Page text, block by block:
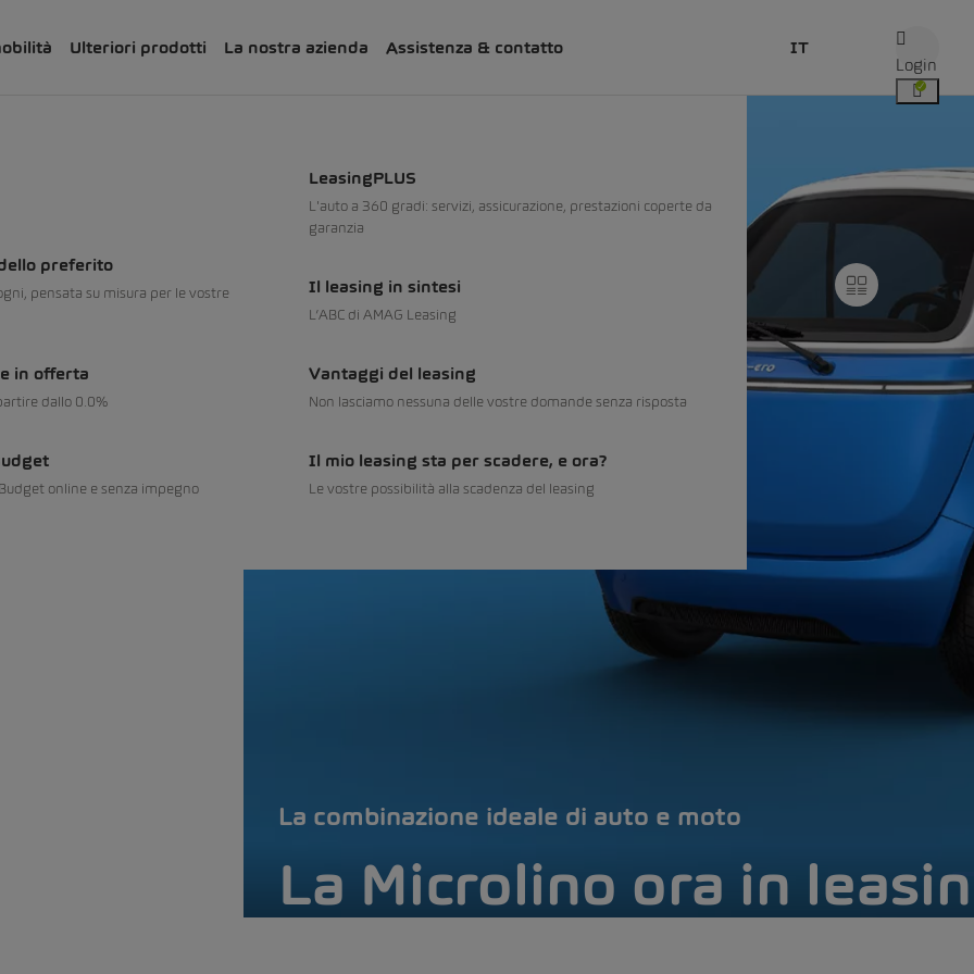
Ulteriori prodotti La nostra azienda Assistenza & contatto
preferito
pensata su misura per le vostre
in offerta
dallo 0.0%
online e senza impegno
LeasingPLUS
L'auto a 360 gradi: servizi, assicurazione, prestazioni coperte da
garanzia
Il leasing in sintesi
L’ABC di AMAG Leasing
Vantaggi del leasing
Non lasciamo nessuna delle vostre domande senza risposta
Il mio leasing sta per scadere, e ora?
Le vostre possibilità alla scadenza del leasing
IT
Login
La combinazione ideale di auto e moto
La Microlino ora in